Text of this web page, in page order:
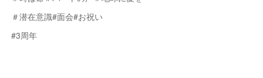
＃潜在意識#面会#お祝い
#3周年